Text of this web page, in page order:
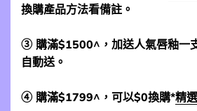
換購產品方法看備註。
③ 購滿$1500^，加送人氣唇釉一
自動送。
④ 購滿$1799^，可以$0換購*精